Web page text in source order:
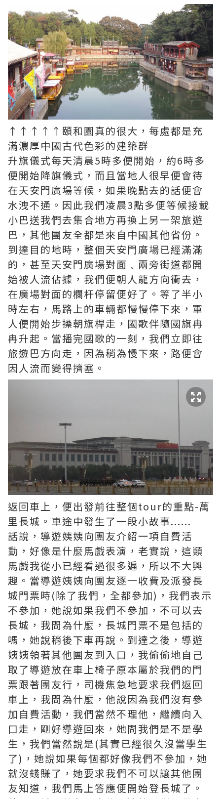
↑↑↑↑↑頤和園真的很大，每處都是充
滿濃厚中國古代色彩的建築群
升旗儀式每天清晨5時多便開始，約6時多
便開始降旗儀式，而且當地人很早便會待
在天安門廣場等候，如果晚點去的話便會
水洩不通。因此我們凌晨3點多便等候接載
小巴送我們去集合地方再換上另一架旅遊
巴，其他團友全都是來自中國其他省份。
到達目的地時，整個天安門廣場已經滿滿
的，甚至天安門廣場對面﹑兩旁街道都開
始被人流佔據，我們便朝人龍方向衝去，
在廣場對面的欄杆停留便好了。等了半小
時左右，馬路上的車輛都慢慢停下來，軍
人便開始步操朝旗桿走，國歌伴隨國旗冉
冉升起。當播完國歌的一刻，我們立即往
旅遊巴方向走，因為稍為慢下來，路便會
因人流而變得擠塞。
返回車上，便出發前往整個tour的重點-萬
里長城。車途中發生了一段小故事......
話說，導遊姨姨向團友介紹一項自費活
動，好像是什麼馬戲表演，老實說，這類
馬戲我從小已經看過很多遍，所以不大興
趣。當導遊姨姨向團友逐一收費及派發長
城門票時(除了我們，全都參加)，我們表示
不參加，她說如果我們不參加，不可以去
長城，我問為什麼，長城門票不是包括的
嗎，她說稍後下車再說。到達之後，導遊
姨姨領著其他團友到入口，我偷偷地自己
取了導遊放在車上椅子原本屬於我們的門
票跟著團友行，司機焦急地要求我們返回
車上，我問為什麼，他說因為我們沒有參
加自費活動，我們當然不理他，繼續向入
口走，剛好導遊回來，她問我們是不是學
生，我們當然說是(其實已經很久沒當學生
了)，她說如果每個都好像我們不參加，她
就沒錢賺了，她要求我們不可以讓其他團
友知道，我們馬上答應便開始登長城了。